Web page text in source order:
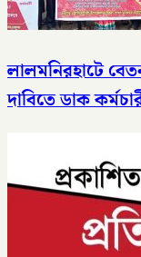
লালমনিরহাটে
দাবিতে ডাক